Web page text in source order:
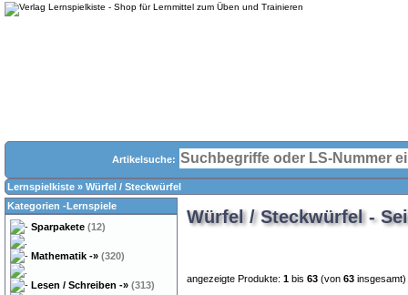
Artikelsuche:
Lernspielkiste » Würfel / Steckwürfel
Würfel / Steckwürfel -
angezeigte Produkte: 1 bis 63 (von 63 insgesamt)
Kategorien -Lernspiele
Sparpakete (12)
Mathematik -» (320)
Lesen / Schreiben -» (313)